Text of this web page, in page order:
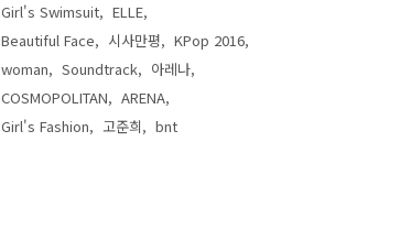
Girl's Swimsuit
ELLE
Beautiful Face
시사만평
KPop 2016
woman
Soundtrack
아레나
COSMOPOLITAN
ARENA
Girl's Fashion
고준희 bnt